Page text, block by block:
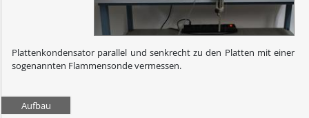
Plattenkondensator parallel und senkrecht zu den Platten mit einer
sogenannten Flammensonde vermessen.
Aufbau